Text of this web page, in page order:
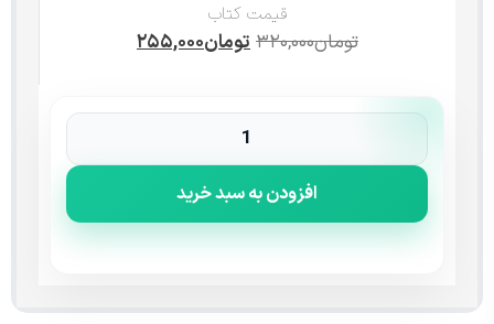
قیمت کتاب
تومان۳۲۰,۰۰۰تومان۲۵۵,۰۰۰
افزودن به سبد خرید